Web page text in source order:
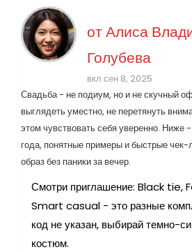
отАлиса
Голубева
вкл сен 8, 2025
Свадьба - не подиум, но и не скучный
выглядеть уместно, не перетянуть
этом чувствовать себя уверенно. Ниже
года, понятные примеры и быстрые чек-
образ без паники за вечер.
Смотри приглашение: Black tie,
Smart casual - это разные
код не указан, выбирай темно-
костюм.